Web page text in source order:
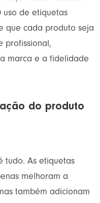
uso de etiquetas
que cada produto seja
profissional,
marca e a fidelidade
do produto
tudo. As etiquetas
melhoram a
também adicionam